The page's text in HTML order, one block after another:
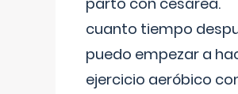
cuanto tiempo
puedo empezar a
ejercicio aeróbico